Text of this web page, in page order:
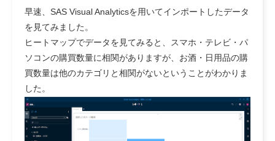
早速、SAS Visual Analyticsを用いてインポートしたデータ
を見てみました。
ヒートマップでデータを見てみると、スマホ・テレビ・パ
ソコンの購買数量に相関がありますが、お酒・日用品の購
買数量は他のカテゴリと相関がないということがわかりま
した。